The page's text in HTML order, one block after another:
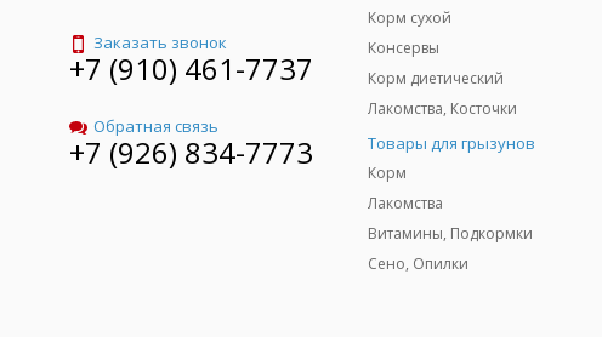
Заказать звонок
+7 (910) 461-7737
Обратная связь
+7 (926) 834-7773
Корм сухой
Консервы
Корм диетический
Лакомства, Косточки
Товары для грызунов
Корм
Лакомства
Витамины, Подкормки
Сено, Опилки